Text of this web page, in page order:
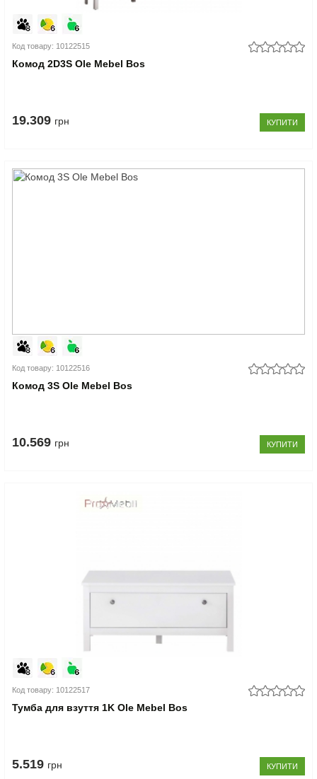
Код товару: 10122515
Комод 2D3S Ole Mebel Bos
19.309 грн КУПИТИ
Код товару: 10122516
Комод 3S Ole Mebel Bos
10.569 грн КУПИТИ
Код товару: 10122517
Тумба для взуття 1K Ole Mebel Bos
5.519 грн КУПИТИ